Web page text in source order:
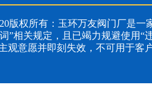
版权所有：玉环万友阀门厂是一
”相关规定，且已竭力规避使用
观意愿并即刻失效，不可用于客